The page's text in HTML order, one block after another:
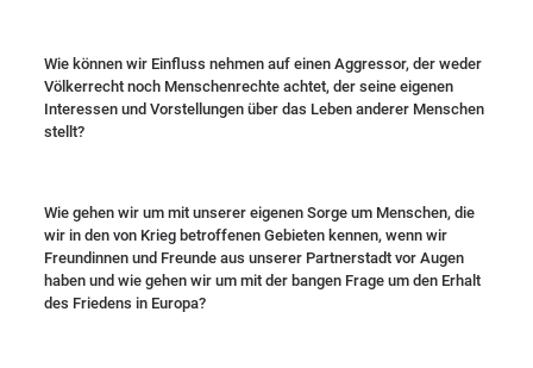
Wie können wir Einfluss nehmen auf einen Aggressor, der weder
Völkerrecht noch Menschenrechte achtet, der seine eigenen
Interessen und Vorstellungen über das Leben anderer Menschen
stellt?
Wie gehen wir um mit unserer eigenen Sorge um Menschen, die
wir in den von Krieg betroffenen Gebieten kennen, wenn wir
Freundinnen und Freunde aus unserer Partnerstadt vor Augen
haben und wie gehen wir um mit der bangen Frage um den Erhalt
des Friedens in Europa?